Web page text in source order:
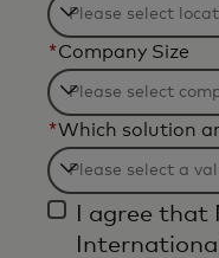
be
applied
after
3
characters.
Filtering
will
be
applied
after
3
characters.
*Company Size
Filtering
will
be
applied
after
*Which solution
Filtering
will I agree